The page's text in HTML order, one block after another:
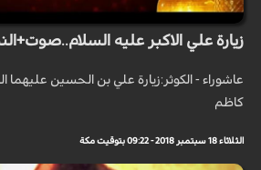
زيارة علي الاكبر عليه
عاشوراء - الكوثر:زيارة علي بن الحسين
كاظم
الثلاثاء 18 سبتمبر 2018 - 09:22 بتوقيت مكة